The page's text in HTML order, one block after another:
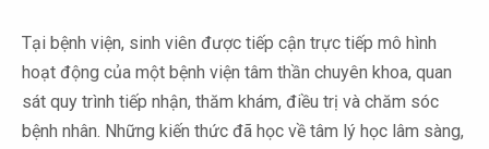
Tại bệnh viện, sinh viên được tiếp cận trực tiếp mô hình
hoạt động của một bệnh viện tâm thần chuyên khoa, quan
sát quy trình tiếp nhận, thăm khám, điều trị và chăm sóc
bệnh nhân. Những kiến thức đã học về tâm lý học lâm sàng,